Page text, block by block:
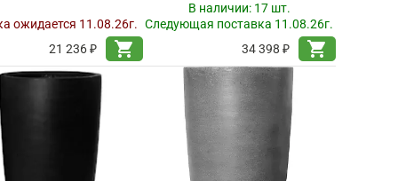
ожидается 11.08.26г.
21 236 ₽
shopping_cart
В наличии: 17 шт.
Следующая поставка 11.08.26г.
34 398 ₽
shopping_cart